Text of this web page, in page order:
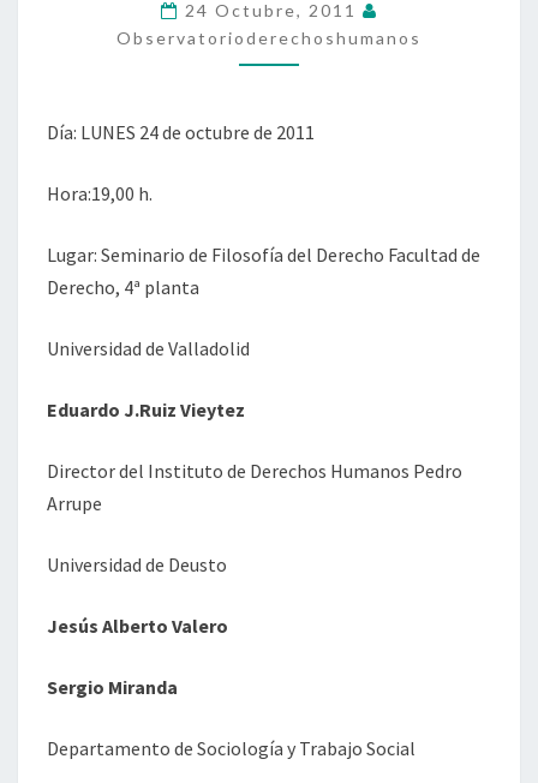
CASTILLA
24 Octubre, 2011
Observatorioderechoshumanos
Día: LUNES 24 de octubre de 2011
Hora:19,00 h.
Lugar: Seminario de Filosofía del Derecho Facultad de
Derecho, 4ª planta
Universidad de Valladolid
Eduardo J.Ruiz Vieytez
Director del Instituto de Derechos Humanos Pedro
Arrupe
Universidad de Deusto
Jesús Alberto Valero
Sergio Miranda
Departamento de Sociología y Trabajo Social